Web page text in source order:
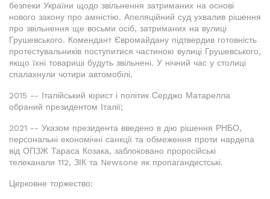
безпеки України щодо звільнення затриманих на основі
нового закону про амністію. Апеляційний суд ухвалив рішення
про звільнення ще восьми осіб, затриманих на вулиці
Грушевського. Комендант Євромайдану підтвердив готовність
протестувальників поступитися частиною вулиці Грушевського,
якщо їхні товариші будуть звільнені. У нічний час у столиці
спалахнули чотири автомобілі.
2015 -- Італійський юрист і політик Серджо Матарелла
обраний президентом Італії;
2021 -- Указом президента введено в дію рішення РНБО,
персональні економічні санкції та обмеження проти нардепа
від ОПЗЖ Тараса Козака, заблоковано проросійські
телеканали 112, ЗІК та Newsone як пропагандистські.
Церковне торжество: